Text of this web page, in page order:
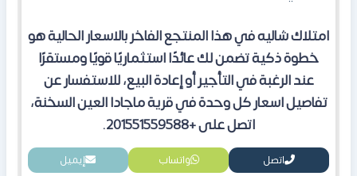
امتلاك شاليه في هذا المنتجع الفاخر بالسعار الحالية هو
خطوة ذكية تضمن لك عائدًا استثماريًا قويًا ومستقرًا
عند الرغبة في التأجير أو إعادة البيع،للاستفسار عن
تفاصيلاسعار كل وحدة في قرية ماجادا العين السخنة،
اتصل على +201551559588
.
اتصل واتساب إيميل